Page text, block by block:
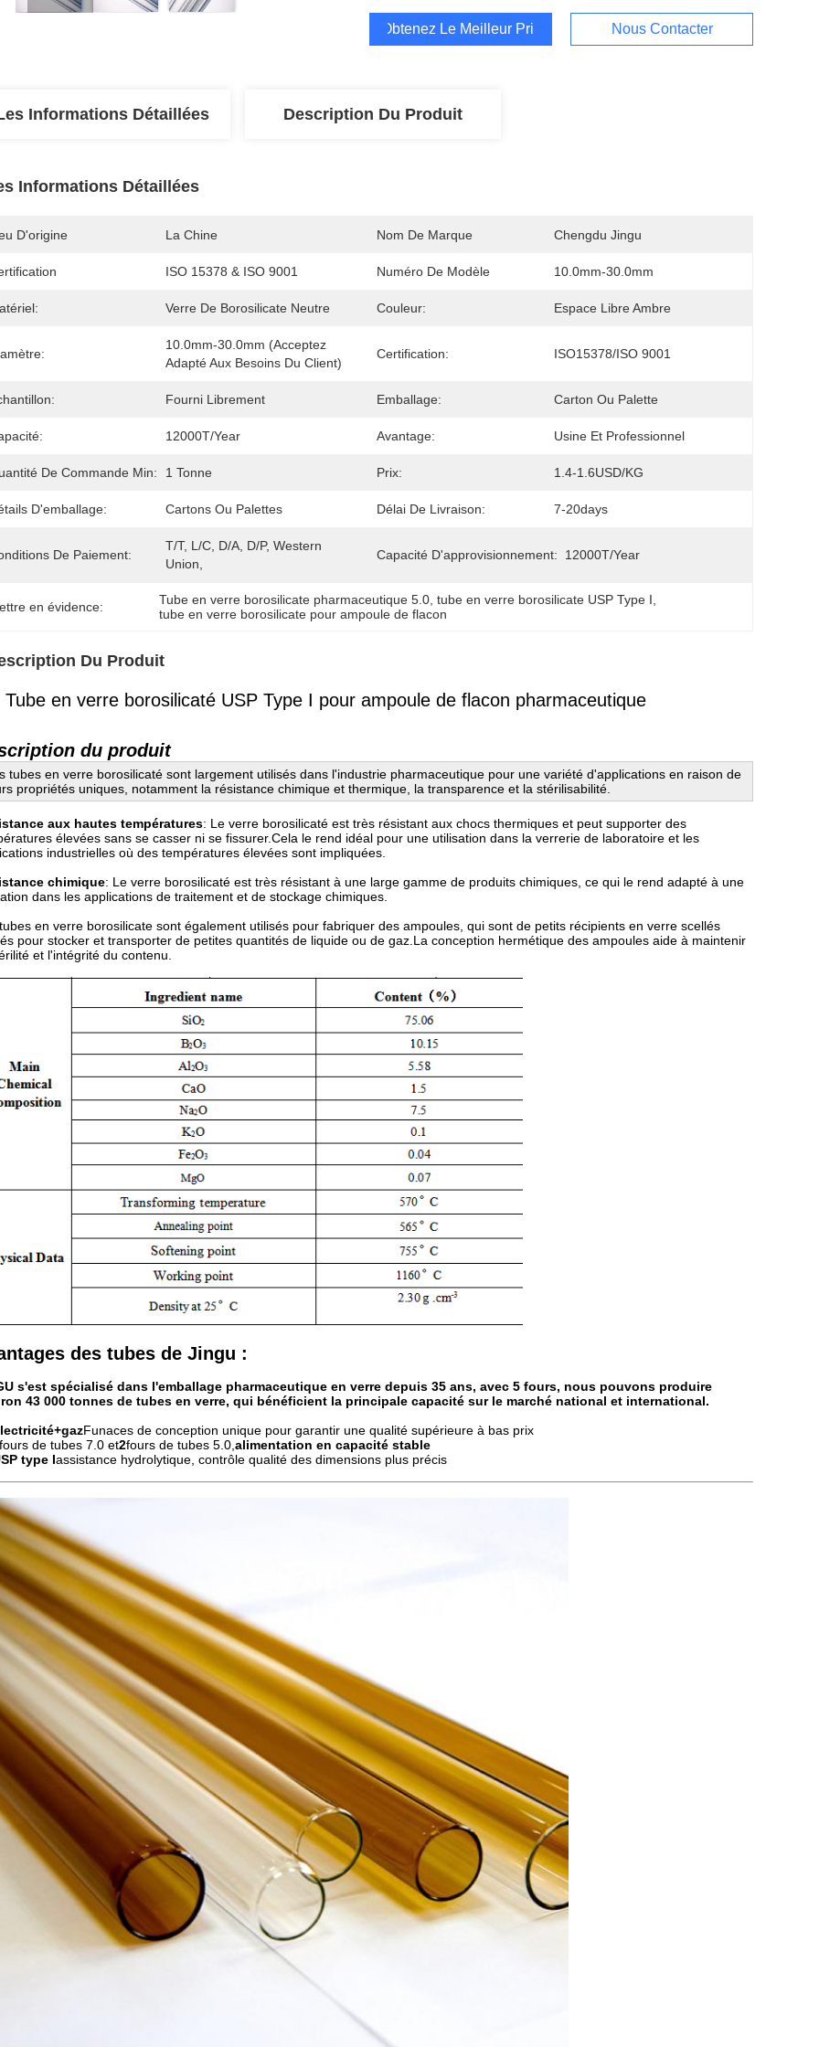
Obtenez Le Meilleur Prix Nous Contacter
Informations Détaillées Description Du Produit
Informations Détaillées
D'origine La Chine Nom De Marque Chengdu Jingu
ISO 15378 & ISO 9001 Numéro De Modèle 10.0mm-30.0mm
Verre De Borosilicate Neutre Couleur: Espace Libre Ambre
10.0mm-30.0mm (acceptez
Adapté Aux Besoins Du Client)
Certification: ISO15378/ISO 9001
Fourni Librement Emballage: Carton Ou Palette
12000T/year Avantage: Usine Et Professionnel
De Commande Min: 1 Tonne Prix: 1.4-1.6USD/KG
D'emballage: Cartons Ou Palettes Délai De Livraison: 7-20days
De Paiement:
T/T, L/C, D/A, D/P, Western
Union,
Capacité D'approvisionnement: 12000T/year
en évidence: Tube en verre borosilicate pharmaceutique 5.0 , tube en verre borosilicate USP Type I
tube en verre borosilicate pour ampoule de flacon
Du Produit
Tube en verre borosilicaté USP Type I pour ampoule de flacon pharmaceutique
du produit
tubes en verre borosilicaté sont largement utilisés dans l'industrie pharmaceutique pour une variété d'applications en raison de
propriétés uniques, notamment la résistance chimique et thermique, la transparence et la stérilisabilité.
aux hautes températures: Le verre borosilicaté est très résistant aux chocs thermiques et peut supporter des
élevées sans se casser ni se fissurer.Cela le rend idéal pour une utilisation dans la verrerie de laboratoire et les
industrielles où des températures élevées sont impliquées.
chimique: Le verre borosilicaté est très résistant à une large gamme de produits chimiques, ce qui le rend adapté à une
dans les applications de traitement et de stockage chimiques.
en verre borosilicate sont également utilisés pour fabriquer des ampoules, qui sont de petits récipients en verre scellés
pour stocker et transporter de petites quantités de liquide ou de gaz.La conception hermétique des ampoules aide à maintenir
et l'intégrité du contenu.
des tubes de Jingu :
s'est spécialisé dans l'emballage pharmaceutique en verre depuis 35 ans, avec 5 fours, nous pouvons produire
43 000 tonnes de tubes en verre, qui bénéficient la principale capacité sur le marché national et international.
Funaces de conception unique pour garantir une qualité supérieure à bas prix
fours de tubes 7.0 et2fours de tubes 5.0, alimentation en capacité stable
type Iassistance hydrolytique, contrôle qualité des dimensions plus précis